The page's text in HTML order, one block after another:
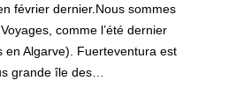
février dernier.Nous sommes
comme l’été dernier
en Algarve). Fuerteventura est
grande île des…